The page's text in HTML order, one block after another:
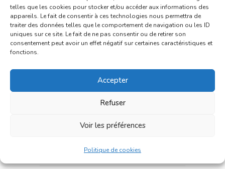
telles que les cookies pour stocker et/ou accéder aux informations des
appareils. Le fait de consentir à ces technologies nous permettra de
traiter des données telles que le comportement de navigation ou les ID
uniques sur ce site. Le fait de ne pas consentir ou de retirer son
consentement peut avoir un effet négatif sur certaines caractéristiques et
fonctions.
Accepter
Refuser
Voir les préférences
Politique de cookies
du marché (2 allées Aristide
Briand)
Le 17 août :pharmacie
du 17 au 21 août :pharmacie
Palobart (Laguépie)
du 21 au 28 août :
Dupont (place de la République)
Bonnemaire (rue Saint-Jacques)